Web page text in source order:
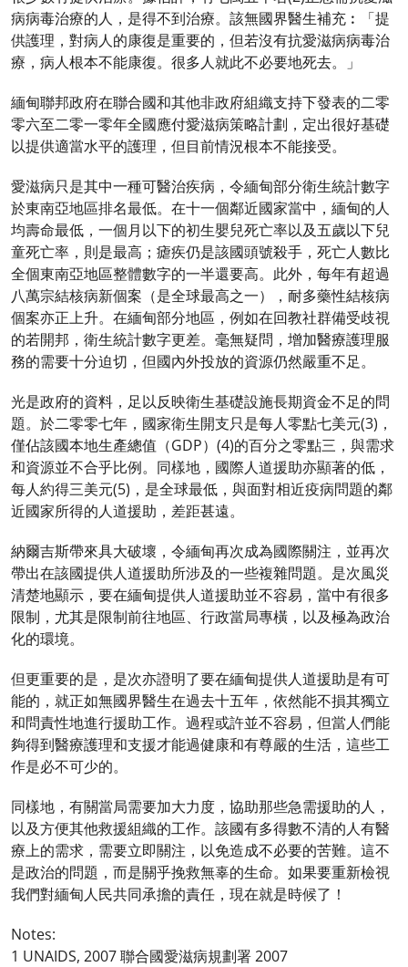
病病毒治療的人，是得不到治療。該無國界醫生補充︰「提
供護理，對病人的康復是重要的，但若沒有抗愛滋病病毒治
療，病人根本不能康復。很多人就此不必要地死去。」
緬甸聯邦政府在聯合國和其他非政府組織支持下發表的二零
零六至二零一零年全國應付愛滋病策略計劃，定出很好基礎
以提供適當水平的護理，但目前情況根本不能接受。
愛滋病只是其中一種可醫治疾病，令緬甸部分衛生統計數字
於東南亞地區排名最低。在十一個鄰近國家當中，緬甸的人
均壽命最低，一個月以下的初生嬰兒死亡率以及五歲以下兒
童死亡率，則是最高；瘧疾仍是該國頭號殺手，死亡人數比
全個東南亞地區整體數字的一半還要高。此外，每年有超過
八萬宗結核病新個案（是全球最高之一），耐多藥性結核病
個案亦正上升。在緬甸部分地區，例如在回教社群備受歧視
的若開邦，衛生統計數字更差。毫無疑問，增加醫療護理服
務的需要十分迫切，但國內外投放的資源仍然嚴重不足。
光是政府的資料，足以反映衛生基礎設施長期資金不足的問
題。於二零零七年，國家衛生開支只是每人零點七美元(3)，
僅佔該國本地生產總值（GDP）(4)的百分之零點三，與需求
和資源並不合乎比例。同樣地，國際人道援助亦顯著的低，
每人約得三美元(5)，是全球最低，與面對相近疫病問題的鄰
近國家所得的人道援助，差距甚遠。
納爾吉斯帶來具大破壞，令緬甸再次成為國際關注，並再次
帶出在該國提供人道援助所涉及的一些複雜問題。是次風災
清楚地顯示，要在緬甸提供人道援助並不容易，當中有很多
限制，尤其是限制前往地區、行政當局專橫，以及極為政治
化的環境。
但更重要的是，是次亦證明了要在緬甸提供人道援助是有可
能的，就正如無國界醫生在過去十五年，依然能不損其獨立
和問責性地進行援助工作。過程或許並不容易，但當人們能
夠得到醫療護理和支援才能過健康和有尊嚴的生活，這些工
作是必不可少的。
同樣地，有關當局需要加大力度，協助那些急需援助的人，
以及方便其他救援組織的工作。該國有多得數不清的人有醫
療上的需求，需要立即關注，以免造成不必要的苦難。這不
是政治的問題，而是關乎挽救無辜的生命。如果要重新檢視
我們對緬甸人民共同承擔的責任，現在就是時候了！
Notes:
1 UNAIDS, 2007 聯合國愛滋病規劃署 2007